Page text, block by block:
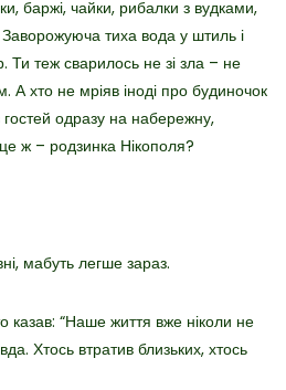
баржі, чайки, рибалки з вудками,
тиха вода у штиль і
Ти теж сварилось не зі зла – не
А хто не мріяв іноді про будиночок
гостей одразу на набережну,
ж – родзинка Нікополя?
мабуть легше зараз.
казав: “Наше життя вже ніколи не
Хтось втратив близьких, хтось